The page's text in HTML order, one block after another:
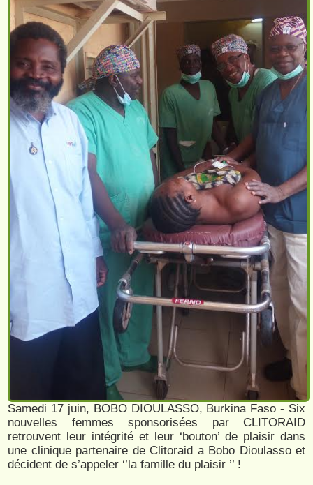
Samedi 17 juin, BOBO DIOULASSO, Burkina Faso - Six
nouvelles femmes sponsorisées par CLITORAID
retrouvent leur intégrité et leur ‘bouton’ de plaisir dans
une clinique partenaire de Clitoraid a Bobo Dioulasso et
décident de s’appeler ‘’la famille du plaisir ’’ !